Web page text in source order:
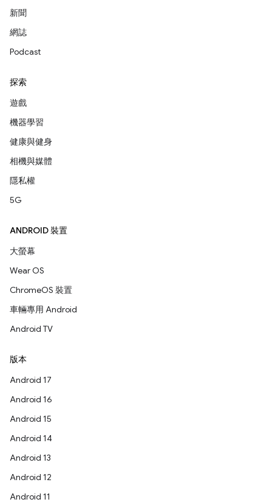
新聞
網誌
Podcast
探索
遊戲
機器學習
健康與健身
相機與媒體
隱私權
5G
ANDROID 裝置
大螢幕
Wear OS
ChromeOS 裝置
車輛專用 Android
Android TV
版本
Android 17
Android 16
Android 15
Android 14
Android 13
Android 12
Android 11